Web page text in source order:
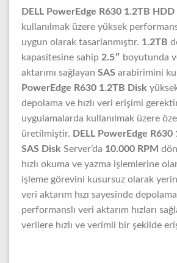
DELL PowerEdge R630 1.2TB HDD
kullanılmak üzere yüksek
uygun olarak tasarlanmıştır. 1.2TB
kapasitesine sahip 2.5″ boyutunda
aktarımı sağlayan SAS arabirimini
PowerEdge R630 1.2TB Disk
depolama ve hızlı veri erişimi
uygulamalarda kullanılmak üzere
üretilmiştir. DELL PowerEdge
SAS Disk Server’da 10.000 RPM
hızlı okuma ve yazma işlemlerine
işleme görevini kusursuz olarak
veri aktarım hızı sayesinde
performanslı veri aktarım hızları
verilere hızlı ve verimli bir şekilde